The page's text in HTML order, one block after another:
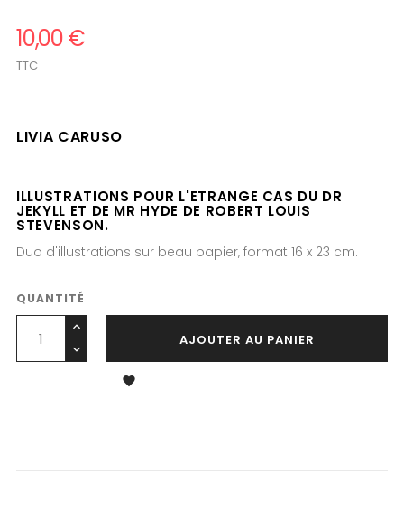
10,00 €
TTC
LIVIA CARUSO
ILLUSTRATIONS POUR L'ETRANGE CAS DU DR
JEKYLL ET DE MR HYDE DE ROBERT LOUIS
STEVENSON.
Duo d'illustrations sur beau papier, format 16 x 23 cm.
QUANTITÉ
AJOUTER AU PANIER
